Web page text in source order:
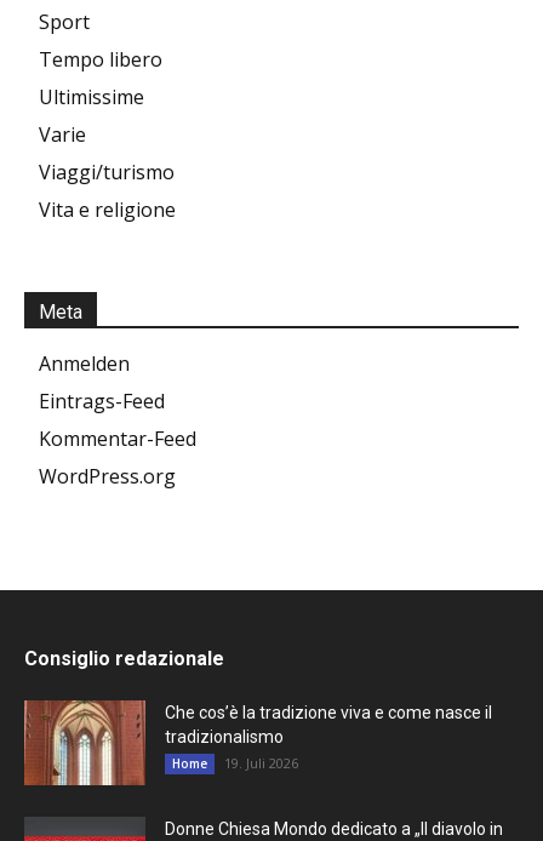
Sport
Tempo libero
Ultimissime
Varie
Viaggi/turismo
Vita e religione
Meta
Anmelden
Eintrags-Feed
Kommentar-Feed
WordPress.org
Consiglio redazionale
Che cos’è la tradizione viva e come nasce il
tradizionalismo
Home 19. Juli 2026
Donne Chiesa Mondo dedicato a „Il diavolo in